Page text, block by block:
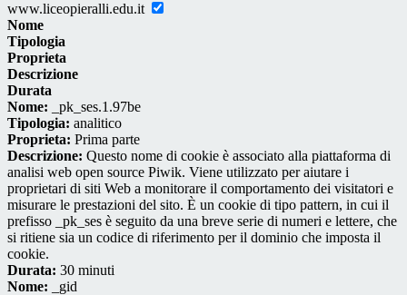
www.liceopieralli.edu.it
Nome
Tipologia
Proprieta
Descrizione
Durata
Nome: _pk_ses.1.97be
Tipologia: analitico
Proprieta: Prima parte
Descrizione: Questo nome di cookie è associato alla piattaforma di
analisi web open source Piwik. Viene utilizzato per aiutare i
proprietari di siti Web a monitorare il comportamento dei visitatori e
misurare le prestazioni del sito. È un cookie di tipo pattern, in cui il
prefisso _pk_ses è seguito da una breve serie di numeri e lettere, che
si ritiene sia un codice di riferimento per il dominio che imposta il
cookie.
Durata: 30 minuti
Nome: _gid